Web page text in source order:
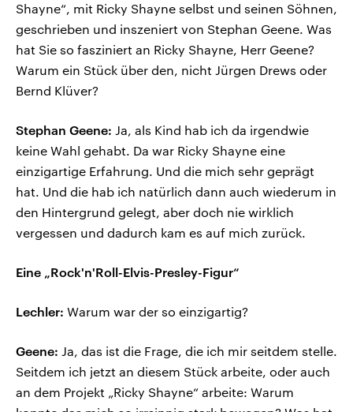
Shayne“, mit Ricky Shayne selbst und seinen Söhnen,
geschrieben und inszeniert von Stephan Geene. Was
hat Sie so fasziniert an Ricky Shayne, Herr Geene?
Warum ein Stück über den, nicht Jürgen Drews oder
Bernd Klüver?
Stephan Geene: Ja, als Kind hab ich da irgendwie
keine Wahl gehabt. Da war Ricky Shayne eine
einzigartige Erfahrung. Und die mich sehr geprägt
hat. Und die hab ich natürlich dann auch wiederum in
den Hintergrund gelegt, aber doch nie wirklich
vergessen und dadurch kam es auf mich zurück.
Eine „Rock'n'Roll-Elvis-Presley-Figur“
Lechler: Warum war der so einzigartig?
Geene: Ja, das ist die Frage, die ich mir seitdem stelle.
Seitdem ich jetzt an diesem Stück arbeite, oder auch
an dem Projekt „Ricky Shayne“ arbeite: Warum